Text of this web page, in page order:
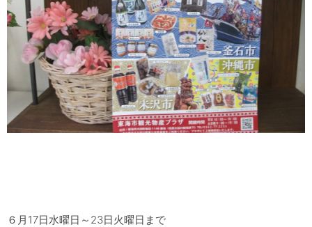
６月17日水曜日～23日火曜日まで